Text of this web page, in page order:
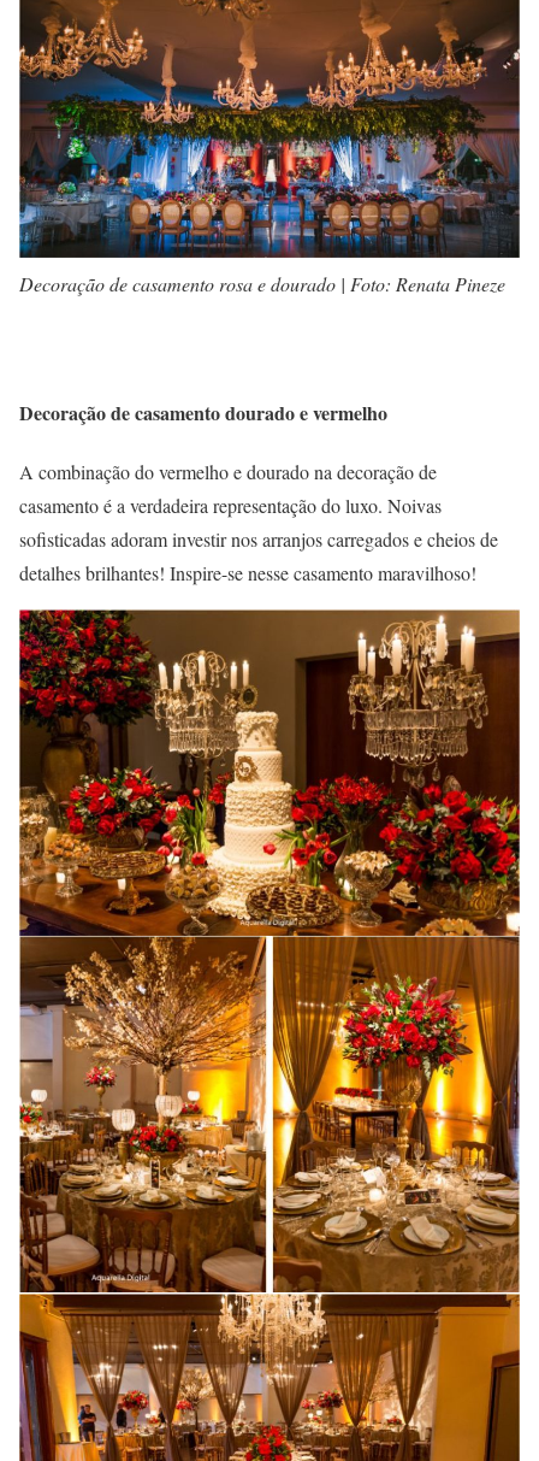
Decoração de casamento rosa e dourado | Foto: Renata Pineze
Decoração de casamento dourado e vermelho
A combinação do vermelho e dourado na decoração de
casamento é a verdadeira representação do luxo. Noivas
sofisticadas adoram investir nos arranjos carregados e cheios de
detalhes brilhantes! Inspire-se nesse casamento maravilhoso!